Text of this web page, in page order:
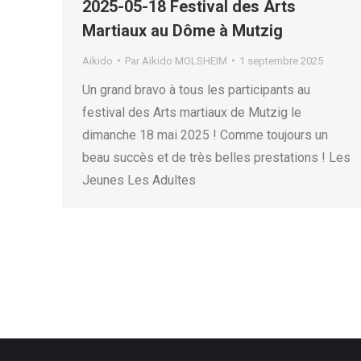
2025-05-18 Festival des Arts
Martiaux au Dôme à Mutzig
Aikido Par Aïkido MOLSHEIM 1 septembre 2025
Un grand bravo à tous les participants au
festival des Arts martiaux de Mutzig le
dimanche 18 mai 2025 ! Comme toujours un
beau succès et de très belles prestations ! Les
Jeunes Les Adultes